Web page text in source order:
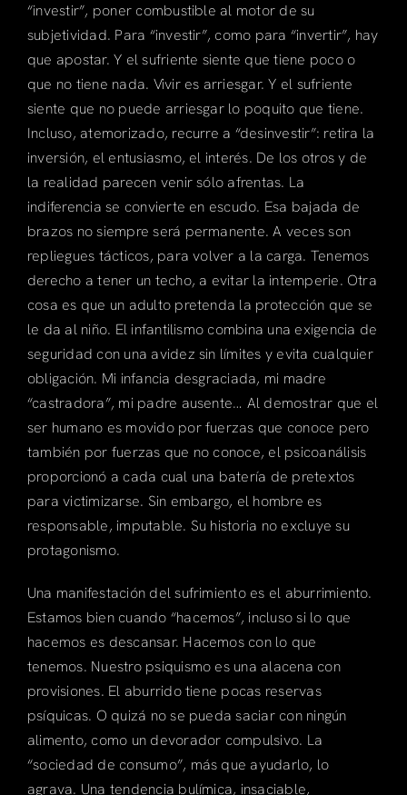
“investir”, poner combustible al motor de su
subjetividad. Para “investir”, como para “invertir”, hay
que apostar. Y el sufriente siente que tiene poco o
que no tiene nada. Vivir es arriesgar. Y el sufriente
siente que no puede arriesgar lo poquito que tiene.
Incluso, atemorizado, recurre a “desinvestir”: retira la
inversión, el entusiasmo, el interés. De los otros y de
la realidad parecen venir sólo afrentas. La
indiferencia se convierte en escudo. Esa bajada de
brazos no siempre será permanente. A veces son
repliegues tácticos, para volver a la carga. Tenemos
derecho a tener un techo, a evitar la intemperie. Otra
cosa es que un adulto pretenda la protección que se
le da al niño. El infantilismo combina una exigencia de
seguridad con una avidez sin límites y evita cualquier
obligación. Mi infancia desgraciada, mi madre
“castradora”, mi padre ausente… Al demostrar que el
ser humano es movido por fuerzas que conoce pero
también por fuerzas que no conoce, el psicoanálisis
proporcionó a cada cual una batería de pretextos
para victimizarse. Sin embargo, el hombre es
responsable, imputable. Su historia no excluye su
protagonismo.
Una manifestación del sufrimiento es el aburrimiento.
Estamos bien cuando “hacemos”, incluso si lo que
hacemos es descansar. Hacemos con lo que
tenemos. Nuestro psiquismo es una alacena con
provisiones. El aburrido tiene pocas reservas
psíquicas. O quizá no se pueda saciar con ningún
alimento, como un devorador compulsivo. La
“sociedad de consumo”, más que ayudarlo, lo
agrava. Una tendencia bulímica, insaciable,